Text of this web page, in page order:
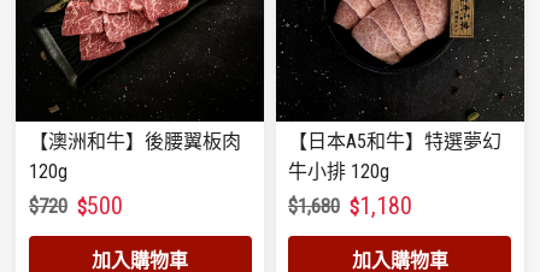
【澳洲和牛】後腰翼板肉
120g
$720 $500
加入購物車
【日本A5和牛】特選夢幻
牛小排 120g
$1,680 $1,180
加入購物車